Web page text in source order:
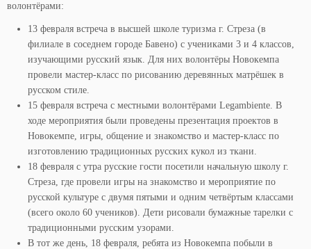
волонтёрами:
13 февраля встреча в высшей школе туризма г. Стреза (в
филиале в соседнем городе Бавено) с учениками 3 и 4 классов,
изучающими русский язык. Для них волонтёры Новокемпа
провели мастер-класс по рисованию деревянных матрёшек в
русском стиле.
15 февраля встреча с местными волонтёрами Legambiente. В
ходе мероприятия были проведены презентация проектов в
Новокемпе, игры, общение и знакомство и мастер-класс по
изготовлению традиционных русских кукол из ткани.
18 февраля с утра русские гости посетили начальную школу г.
Стреза, где провели игры на знакомство и мероприятие по
русской культуре с двумя пятыми и одним четвёртым классами
(всего около 60 учеников). Дети рисовали бумажные тарелки с
традиционными русским узорами.
В тот же день, 18 февраля, ребята из Новокемпа побыли в